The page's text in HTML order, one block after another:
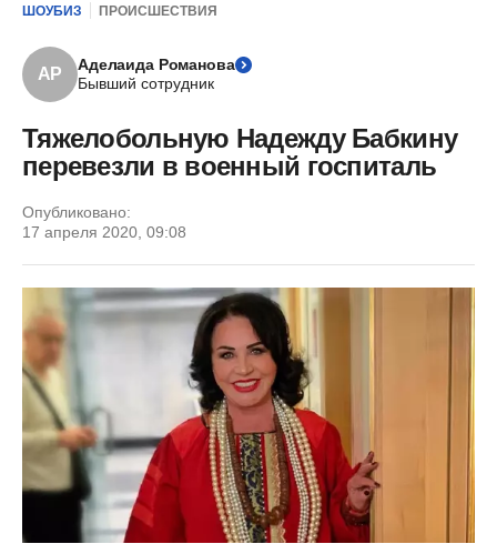
ШОУБИЗ ПРОИСШЕСТВИЯ
АР
Аделаида Романова
Бывший сотрудник
Тяжелобольную Надежду Бабкину
перевезли в военный госпиталь
Опубликовано:
17 апреля 2020, 09:08